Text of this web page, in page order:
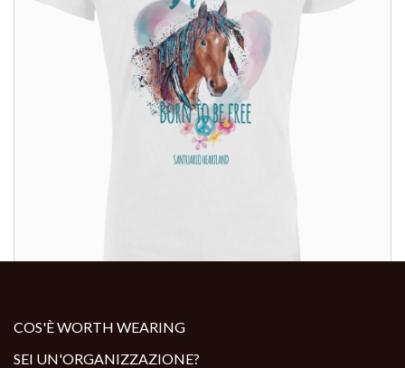
COS'È WORTH WEARING
SEI UN'ORGANIZZAZIONE?